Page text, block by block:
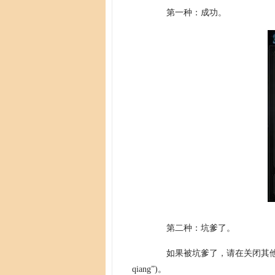
第一种：成功。
第二种：坑爹了。
如果被坑爹了，请在关闭其他
qiang”)。